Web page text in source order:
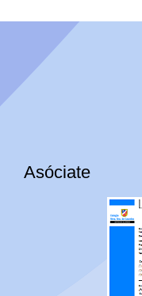
Asóciate